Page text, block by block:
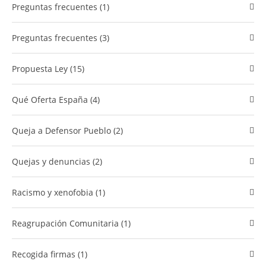
preguntas frecuentes (1)
preguntas frecuentes (3)
Propuesta Ley (15)
Qué Oferta España (4)
Queja a Defensor Pueblo (2)
quejas y denuncias (2)
racismo y xenofobia (1)
Reagrupación Comunitaria (1)
Recogida firmas (1)